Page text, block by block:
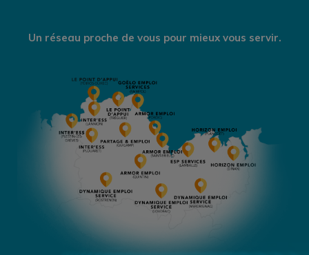
Un réseau proche de vous pour mieux vous servir.